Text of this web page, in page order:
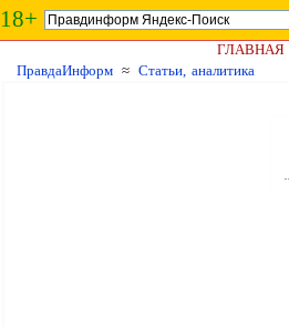
18+
ГЛАВНАЯ
ПравдаИнформ ≈ Статьи, аналитика